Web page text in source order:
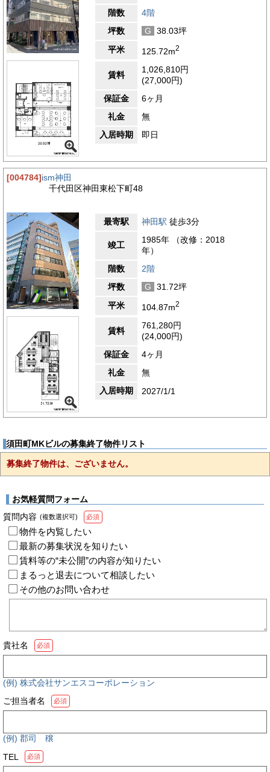
階数
4階
坪数
G
38.03坪
平米
125.72m2
賃料
1,026,810円
(27,000円)
保証金
6ヶ月
礼金
無
入居時期
即日
[004784]ism神田
千代田区神田東松下町48
最寄駅 神田駅 徒歩3分
竣工
1985年 （改修：2018
年）
階数
2階
坪数
G
31.72坪
平米
104.87m2
賃料
761,280円
(24,000円)
保証金
4ヶ月
礼金
無
入居時期
2027/1/1
須田町MKビルの募集終了物件リスト
募集終了物件は、ございません。
お気軽質問フォーム
質問内容 (複数選択可) 必須
物件を内覧したい
最新の募集状況を知りたい
賃料等の“未公開”の内容が知りたい
まるっと退去について相談したい
その他のお問い合わせ
貴社名 必須
(例) 株式会社サンエスコーポレーション
ご担当者名
必須
(例) 郡司 穣
TEL
必須